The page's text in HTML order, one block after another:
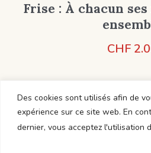
Des cookies sont utilisés afin de
expérience sur ce site web. En
dernier, vous acceptez l'utilisation
Frise : À chacun
CHF
Add to